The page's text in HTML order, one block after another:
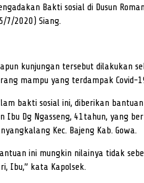
Bakti sosial di Dusun
7/2020) Siang.
kunjungan tersebut dilakukan
mampu yang terdampak Covid-
bakti sosial ini, diberikan
Ibu Dg Ngasseng, 41tahun, yang
Kec. Bajeng Kab. Gowa.
ini mungkin nilainya tidak
Ibu,” kata Kapolsek.